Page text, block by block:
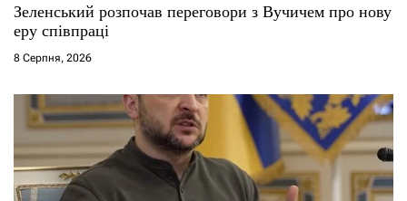
с
і
в
Зеленський розпочав переговори з Вучичем про нову
еру співпраці
8 Серпня, 2026